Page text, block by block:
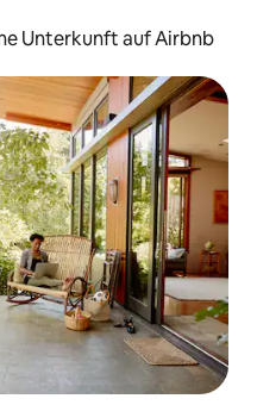
Unterkunft auf Airbnb